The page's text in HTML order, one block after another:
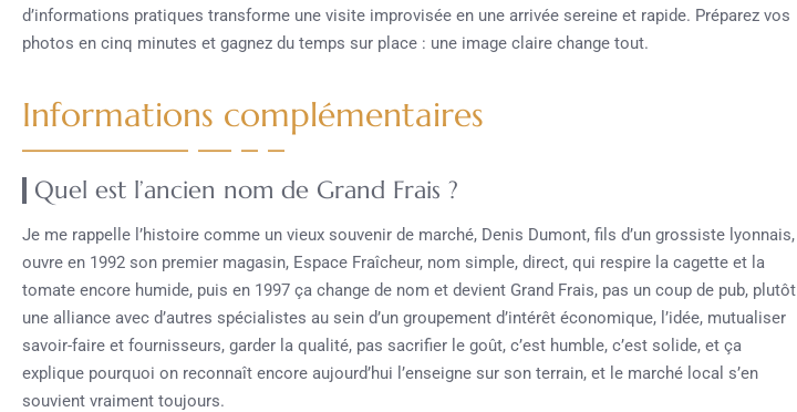
d’informations pratiques transforme une visite improvisée en une arrivée sereine et rapide. Préparez vos
photos en cinq minutes et gagnez du temps sur place : une image claire change tout.
Informations complémentaires
Quel est l’ancien nom de Grand Frais ?
Je me rappelle l’histoire comme un vieux souvenir de marché, Denis Dumont, fils d’un grossiste lyonnais,
ouvre en 1992 son premier magasin, Espace Fraîcheur, nom simple, direct, qui respire la cagette et la
tomate encore humide, puis en 1997 ça change de nom et devient Grand Frais, pas un coup de pub, plutôt
une alliance avec d’autres spécialistes au sein d’un groupement d’intérêt économique, l’idée, mutualiser
savoir-faire et fournisseurs, garder la qualité, pas sacrifier le goût, c’est humble, c’est solide, et ça
explique pourquoi on reconnaît encore aujourd’hui l’enseigne sur son terrain, et le marché local s’en
souvient vraiment toujours.